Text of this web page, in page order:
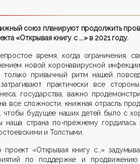
союз планируют продолжить
«Открывая книгу с ...» в 2021 году.
время, когда ограничения,
новой коронавирусной
привычный ритм нашей
практически все
государства, важно
все сложности, книжная отрасль
чтобы будущее наших детей было с
наша страна по-прежнему гордилась
и Толстыми.
проект «Открывая книгу с…»
по поддержке и продвижению